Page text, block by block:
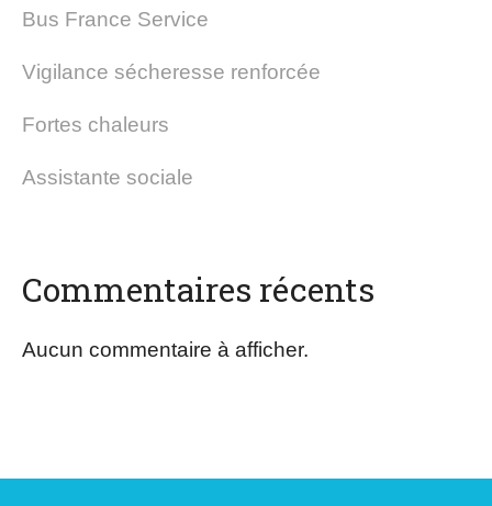
Bus France Service
Vigilance sécheresse renforcée
Fortes chaleurs
Assistante sociale
Commentaires récents
Aucun commentaire à afficher.